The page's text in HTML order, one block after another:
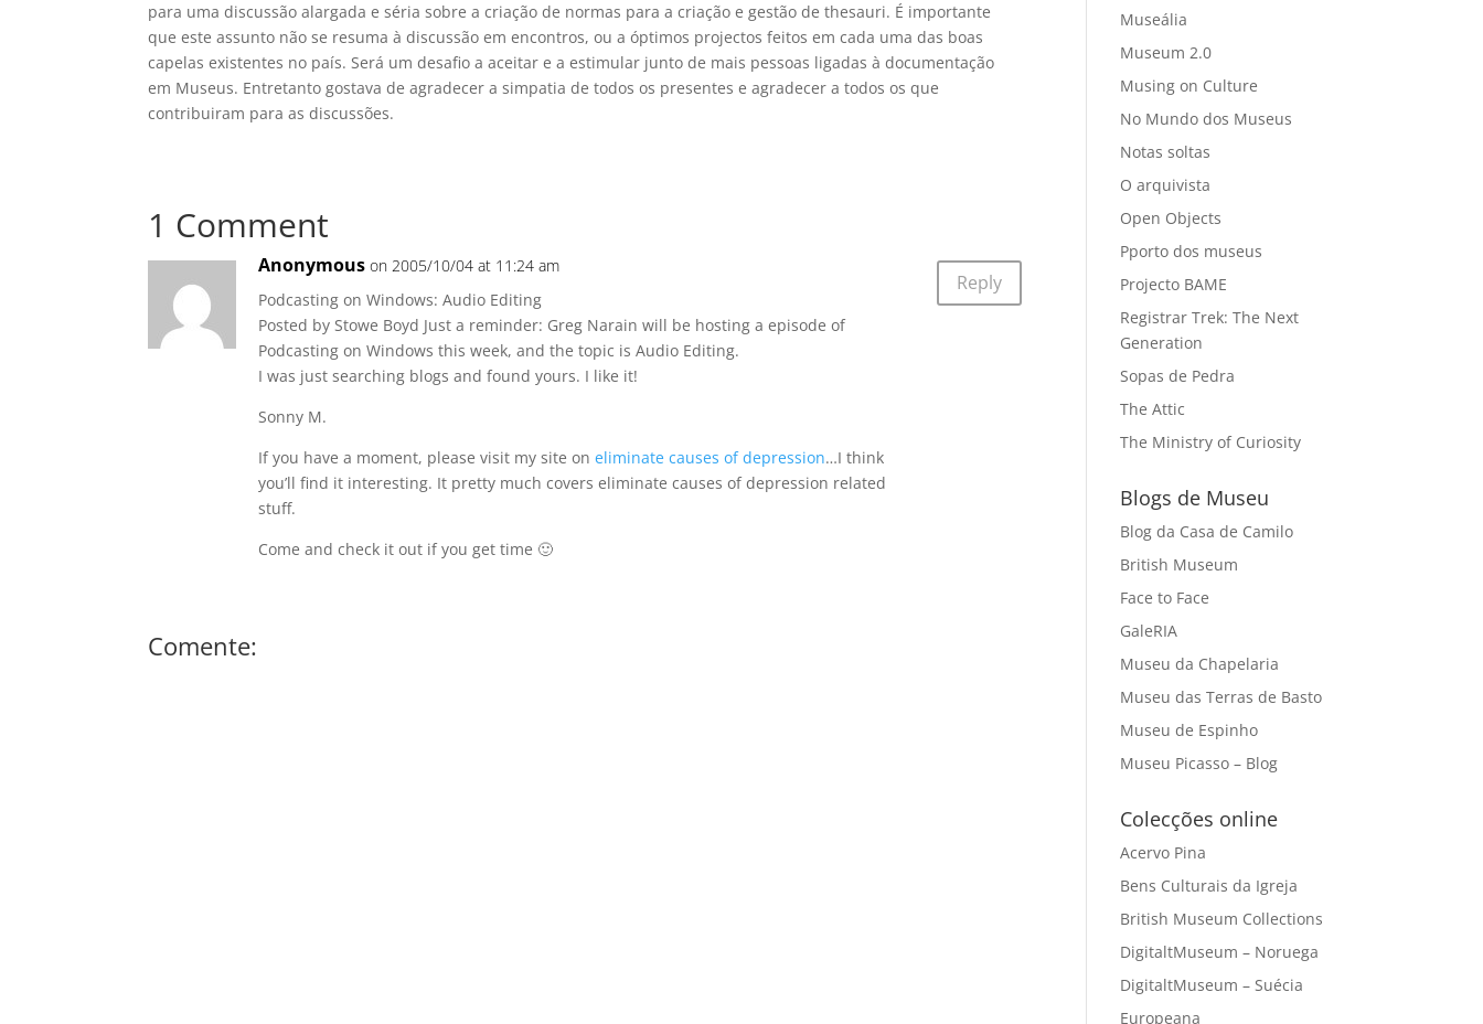
para uma discussão alargada e séria sobre a criação de normas para a criação e gestão de thesauri. É importante
que este assunto não se resuma à discussão em encontros, ou a óptimos projectos feitos em cada uma das boas
capelas existentes no país. Será um desafio a aceitar e a estimular junto de mais pessoas ligadas à documentação
em Museus. Entretanto gostava de agradecer a simpatia de todos os presentes e agradecer a todos os que
contribuiram para as discussões.
1 Comment
Anonymous on 2005/10/04 at 11:24 am
Podcasting on Windows: Audio Editing
Posted by Stowe Boyd Just a reminder: Greg Narain will be hosting a episode of
Podcasting on Windows this week, and the topic is Audio Editing.
I was just searching blogs and found yours. I like it!
Sonny M.
If you have a moment, please visit my site oneliminate causes of depression…I think
you’ll find it interesting. It pretty much covers eliminate causes of depression related
stuff.
Come and check it out if you get time 🙂
Reply
Comente:
Museália
Museum 2.0
Musing on Culture
No Mundo dos Museus
Notas soltas
O arquivista
Open Objects
Pporto dos museus
Projecto BAME
Registrar Trek: The Next
Generation
Sopas de Pedra
The Attic
The Ministry of Curiosity
Blogs de Museu
Blog da Casa de Camilo
British Museum
Face to Face
GaleRIA
Museu da Chapelaria
Museu das Terras de Basto
Museu de Espinho
Museu Picasso – Blog
Colecções online
Acervo Pina
Bens Culturais da Igreja
British Museum Collections
DigitaltMuseum – Noruega
DigitaltMuseum – Suécia
Europeana